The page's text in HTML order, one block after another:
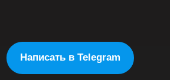
Написать в Telegram